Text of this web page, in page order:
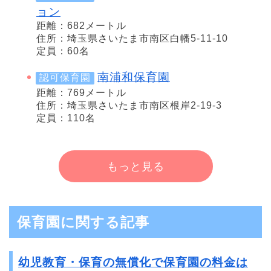
ョン
距離：682メートル
住所：埼玉県さいたま市南区白幡5-11-10
定員：60名
認可保育園 南浦和保育園
距離：769メートル
住所：埼玉県さいたま市南区根岸2-19-3
定員：110名
もっと見る
保育園に関する記事
幼児教育・保育の無償化で保育園の料金は